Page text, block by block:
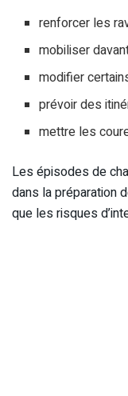
renforcer les
mobiliser
modifier
prévoir des
mettre les
Les épisodes de
dans la préparation
que les risques